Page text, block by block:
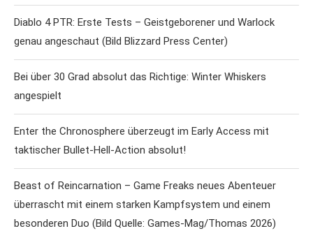
Diablo 4 PTR: Erste Tests – Geistgeborener und Warlock
genau angeschaut (Bild Blizzard Press Center)
Bei über 30 Grad absolut das Richtige: Winter Whiskers
angespielt
Enter the Chronosphere überzeugt im Early Access mit
taktischer Bullet-Hell-Action absolut!
Beast of Reincarnation – Game Freaks neues Abenteuer
überrascht mit einem starken Kampfsystem und einem
besonderen Duo (Bild Quelle: Games-Mag/Thomas 2026)